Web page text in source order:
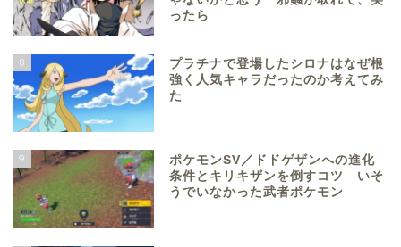
ったら
8
プラチナで登場したシロナはなぜ根
強く人気キャラだったのか考えてみ
た
9
ポケモンSV／ドドゲザンへの進化
条件とキリキザンを倒すコツ いそ
うでいなかった武者ポケモン